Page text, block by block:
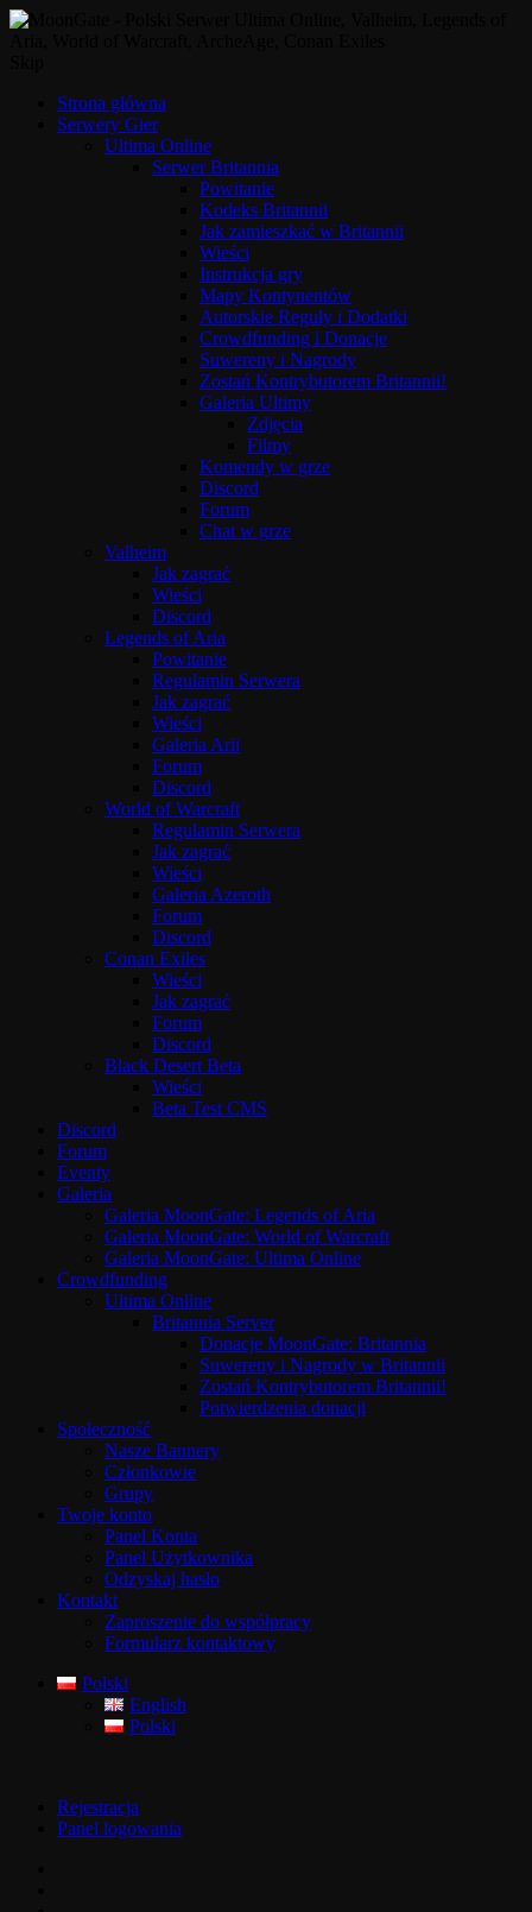
Strona główna
Serwery Gier
Ultima Online
Serwer Britannia
Powitanie
Kodeks Britannii
Jak zamieszkać w Britannii
Wieści
Instrukcja gry
Mapy Kontynentów
Autorskie Reguły i Dodatki
Crowdfunding i Donacje
Suwereny i Nagrody
Zostań Kontrybutorem Britannii!
Galeria Ultimy
Zdjęcia
Filmy
Komendy w grze
Discord
Forum
Chat w grze
Valheim
Jak zagrać
Wieści
Discord
Legends of Aria
Powitanie
Regulamin Serwera
Jak zagrać
Wieści
Galeria Arii
Forum
Discord
World of Warcraft
Regulamin Serwera
Jak zagrać
Wieści
Galeria Azeroth
Forum
Discord
Conan Exiles
Wieści
Jak zagrać
Forum
Discord
Black Desert Beta
Wieści
Beta Test CMS
Discord
Forum
Eventy
Galeria
Galeria MoonGate: Legends of Aria
Galeria MoonGate: World of Warcraft
Galeria MoonGate: Ultima Online
Crowdfunding
Ultima Online
Britannia Server
Donacje MoonGate: Britannia
Suwereny i Nagrody w Britannii
Zostań Kontrybutorem Britannii!
Potwierdzenia donacji
Społeczność
Nasze Bannery
Członkowie
Grupy
Twoje konto
Panel Konta
Panel Użytkownika
Odzyskaj hasło
Kontakt
Zaproszenie do współpracy
Formularz kontaktowy
Polski
English
Polski
Rejestracja
Panel logowania